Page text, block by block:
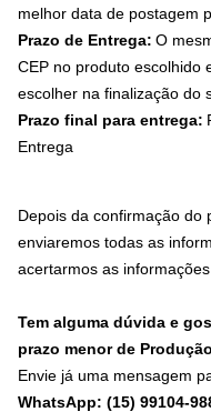
melhor data de postagem
Prazo de Entrega: O
CEP no produto escolhido
escolher na finalização do
Prazo final para entrega:
Entrega
Depois da confirmação do
enviaremos todas as
acertarmos as
Tem alguma dúvida e
prazo menor de
Envie já uma mensagem
WhatsApp: (15) 99104-